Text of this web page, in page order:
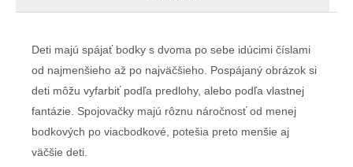
Deti majú spájať bodky s dvoma po sebe idúcimi číslami
od najmenšieho až po najväčšieho. Pospájaný obrázok si
deti môžu vyfarbiť podľa predlohy, alebo podľa vlastnej
fantázie. Spojovačky majú rôznu náročnosť od menej
bodkových po viacbodkové, potešia preto menšie aj
väčšie deti.